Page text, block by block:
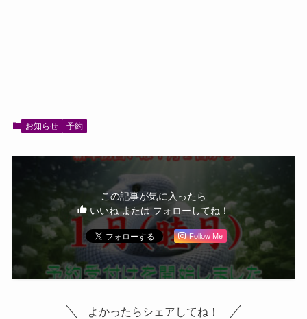
お知らせ 予約
この記事が気に入ったら
いいね または フォローしてね！
Follow Me
よかったらシェアしてね！